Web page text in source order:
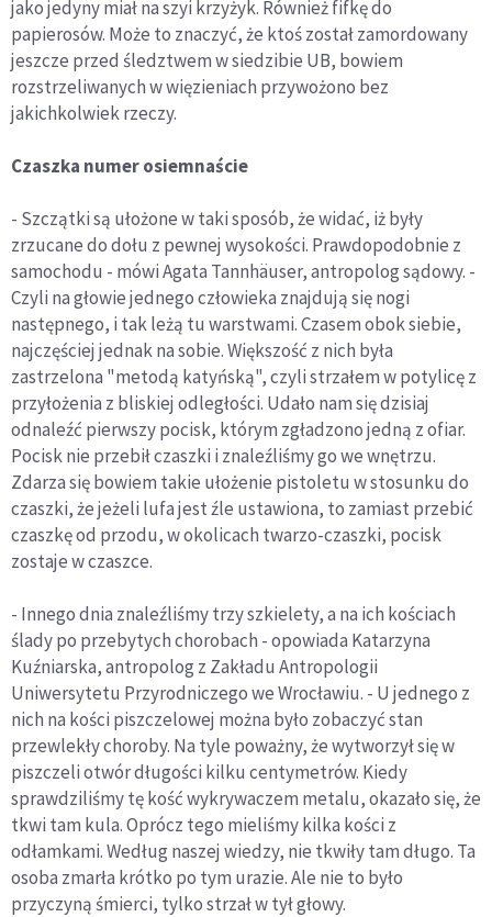
jako jedyny miał na szyi krzyżyk. Również fifkę do
papierosów. Może to znaczyć, że ktoś został zamordowany
jeszcze przed śledztwem w siedzibie UB, bowiem
rozstrzeliwanych w więzieniach przywożono bez
jakichkolwiek rzeczy.
Czaszka numer osiemnaście
- Szczątki są ułożone w taki sposób, że widać, iż były
zrzucane do dołu z pewnej wysokości. Prawdopodobnie z
samochodu - mówi Agata Tannhäuser, antropolog sądowy. -
Czyli na głowie jednego człowieka znajdują się nogi
następnego, i tak leżą tu warstwami. Czasem obok siebie,
najczęściej jednak na sobie. Większość z nich była
zastrzelona "metodą katyńską", czyli strzałem w potylicę z
przyłożenia z bliskiej odległości. Udało nam się dzisiaj
odnaleźć pierwszy pocisk, którym zgładzono jedną z ofiar.
Pocisk nie przebił czaszki i znaleźliśmy go we wnętrzu.
Zdarza się bowiem takie ułożenie pistoletu w stosunku do
czaszki, że jeżeli lufa jest źle ustawiona, to zamiast przebić
czaszkę od przodu, w okolicach twarzo-czaszki, pocisk
zostaje w czaszce.
- Innego dnia znaleźliśmy trzy szkielety, a na ich kościach
ślady po przebytych chorobach - opowiada Katarzyna
Kuźniarska, antropolog z Zakładu Antropologii
Uniwersytetu Przyrodniczego we Wrocławiu. - U jednego z
nich na kości piszczelowej można było zobaczyć stan
przewlekły choroby. Na tyle poważny, że wytworzył się w
piszczeli otwór długości kilku centymetrów. Kiedy
sprawdziliśmy tę kość wykrywaczem metalu, okazało się, że
tkwi tam kula. Oprócz tego mieliśmy kilka kości z
odłamkami. Według naszej wiedzy, nie tkwiły tam długo. Ta
osoba zmarła krótko po tym urazie. Ale nie to było
przyczyną śmierci, tylko strzał w tył głowy.